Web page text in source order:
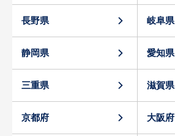
長野県 岐阜県
静岡県 愛知県
三重県 滋賀県
京都府 大阪府